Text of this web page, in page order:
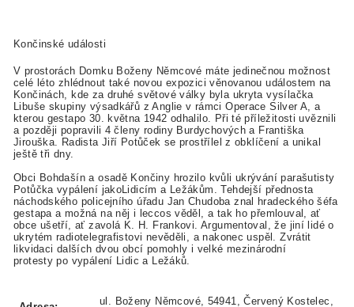
Končinské události
V prostorách Domku Boženy Němcové máte jedinečnou možnost
celé léto zhlédnout také novou expozici věnovanou událostem na
Končinách, kde za druhé světové války byla ukryta vysílačka
Libuše skupiny výsadkářů z Anglie v rámci Operace Silver A, a
kterou gestapo 30. května 1942 odhalilo. Při té příležitosti uvěznili
a později popravili 4 členy rodiny Burdychových a Františka
Jirouška. Radista Jiří Potůček se prostřílel z obklíčení a unikal
ještě tři dny.
Obci Bohdašín a osadě Končiny hrozilo kvůli ukrývání parašutisty
Potůčka vypálení jakoLidicím a Ležákům. Tehdejší přednosta
náchodského policejního úřadu Jan Chudoba znal hradeckého šéfa
gestapa a možná na něj i leccos věděl, a tak ho přemlouval, ať
obce ušetří, ať zavolá K. H. Frankovi. Argumentoval, že jiní lidé o
ukrytém radiotelegrafistovi nevěděli, a nakonec uspěl. Zvrátit
likvidaci dalších dvou obcí pomohly i velké mezinárodní
protesty po vypálení Lidic a Ležáků.
ul. Boženy Němcové, 54941, Červený Kostelec,